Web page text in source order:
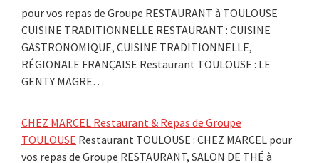
pour vos repas de Groupe RESTAURANT à TOULOUSE
CUISINE TRADITIONNELLE RESTAURANT : CUISINE
GASTRONOMIQUE, CUISINE TRADITIONNELLE,
RÉGIONALE FRANÇAISE Restaurant TOULOUSE : LE
GENTY MAGRE…
CHEZ MARCEL Restaurant & Repas de Groupe
TOULOUSE Restaurant TOULOUSE : CHEZ MARCEL pour
vos repas de Groupe RESTAURANT, SALON DE THÉ à